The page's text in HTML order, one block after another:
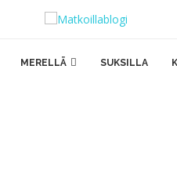
MERELLÄ SUKSILLA